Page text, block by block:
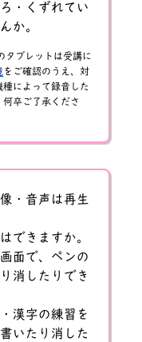
・くずれてい
か。
タブレットは受講に
をご確認のうえ、対
によって録音した
卒ご了承くださ
・音声は再生
できますか。
面で、ペンの
消したりでき
漢字の練習を
いたり消した